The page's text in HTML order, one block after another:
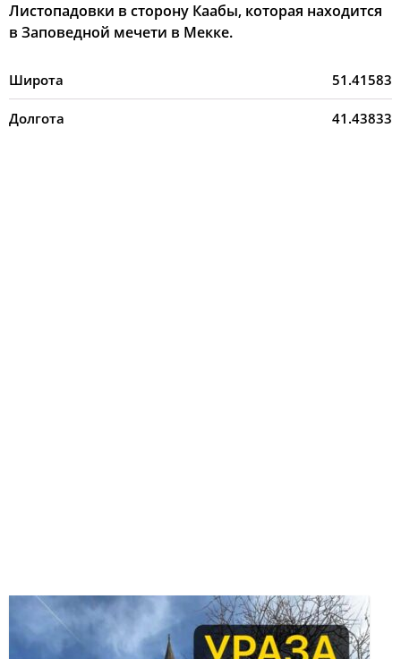
Листопадовки в сторону Каабы, которая находится
в Заповедной мечети в Мекке.
Широта 51.41583
Долгота 41.43833